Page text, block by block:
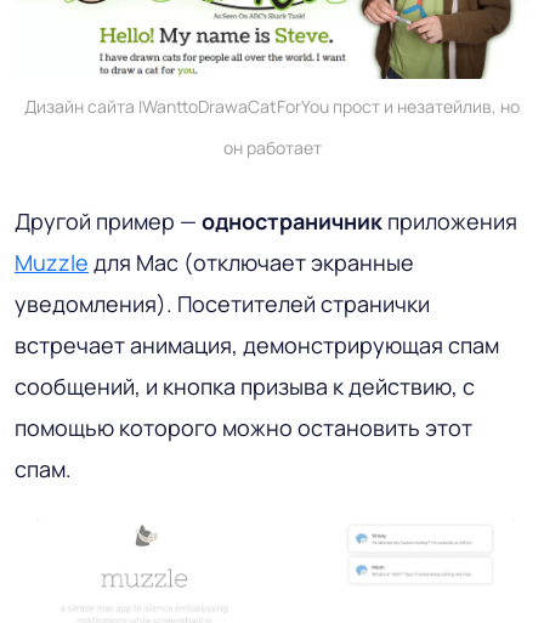
Дизайн сайта IWanttoDrawaCatForYou прост и незатейлив, но
он работает
Другой пример — одностраничник приложения
Muzzle для Mac (отключает экранные
уведомления). Посетителей странички
встречает анимация, демонстрирующая спам
сообщений, и кнопка призыва к действию, с
помощью которого можно остановить этот
спам.